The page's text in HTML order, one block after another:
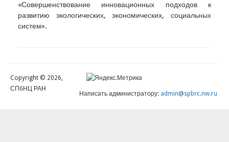
«Совершенствование инновационных подходов к
развитию экологических, экономических, социальных
систем».
Copyright © 2026,
СПбНЦ РАН
Написать администратору: admin@spbrc.nw.ru